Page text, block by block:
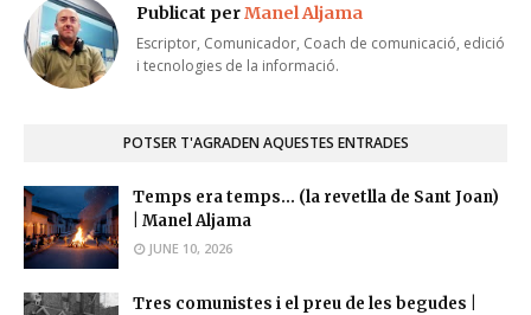
Publicat perManel Aljama
Escriptor, Comunicador, Coach de comunicació, edició
i tecnologies de la informació.
POTSER T'AGRADEN AQUESTES ENTRADES
Temps era temps... (la revetlla de Sant Joan)
| Manel Aljama
JUNE 10, 2026
Tres comunistes i el preu de les begudes |